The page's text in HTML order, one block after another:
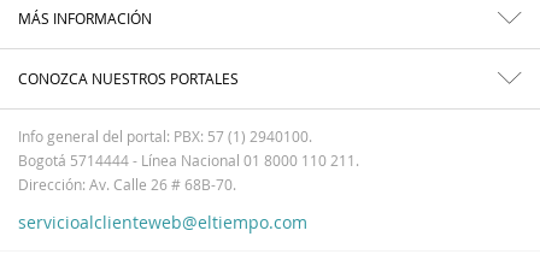
MÁS INFORMACIÓN
CONOZCA NUESTROS PORTALES
Info general del portal: PBX: 57 (1) 2940100.
Bogotá 5714444 - Línea Nacional 01 8000 110 211.
Dirección: Av. Calle 26 # 68B-70.
servicioalclienteweb@eltiempo.com